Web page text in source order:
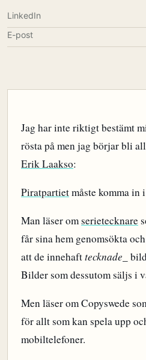
Jag har inte riktigt bestämt
rösta på men jag börjar bli
Erik Laakso:
Piratpartietmåste komma in
Man läser omserietecknare
får sina hem genomsökta
att de innehafttecknade_
Bilder som dessutom säljs i
Men läser om Copyswede
för allt som kan spela upp
mobiltelefoner.
LinkedIn
E-post